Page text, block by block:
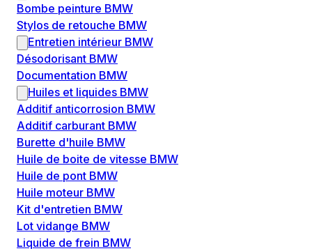
Bombe peinture BMW
Stylos de retouche BMW
Entretien intérieur BMW
Désodorisant BMW
Documentation BMW
Huiles et liquides BMW
Additif anticorrosion BMW
Additif carburant BMW
Burette d'huile BMW
Huile de boite de vitesse BMW
Huile de pont BMW
Huile moteur BMW
Kit d'entretien BMW
Lot vidange BMW
Liquide de frein BMW